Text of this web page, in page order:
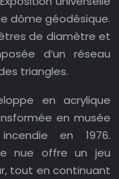
dôme géodésique.
de diamètre et
d’un réseau
triangles.
en acrylique
en musée
en 1976.
nue offre un jeu
tout en continuant